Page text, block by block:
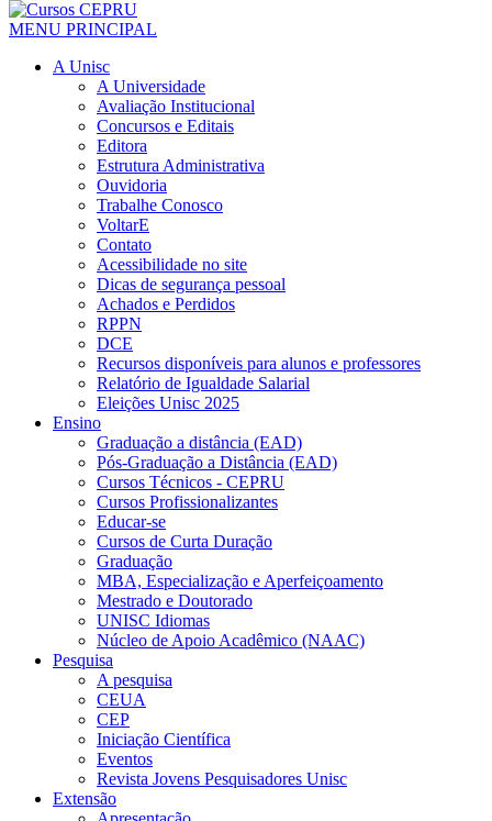
MENU PRINCIPAL
A Unisc
A Universidade
Avaliação Institucional
Concursos e Editais
Editora
Estrutura Administrativa
Ouvidoria
Trabalhe Conosco
VoltarE
Contato
Acessibilidade no site
Dicas de segurança pessoal
Achados e Perdidos
RPPN
DCE
Recursos disponíveis para alunos e professores
Relatório de Igualdade Salarial
Eleições Unisc 2025
Ensino
Graduação a distância (EAD)
Pós-Graduação a Distância (EAD)
Cursos Técnicos - CEPRU
Cursos Profissionalizantes
Educar-se
Cursos de Curta Duração
Graduação
MBA, Especialização e Aperfeiçoamento
Mestrado e Doutorado
UNISC Idiomas
Núcleo de Apoio Acadêmico (NAAC)
Pesquisa
A pesquisa
CEUA
CEP
Iniciação Científica
Eventos
Revista Jovens Pesquisadores Unisc
Extensão